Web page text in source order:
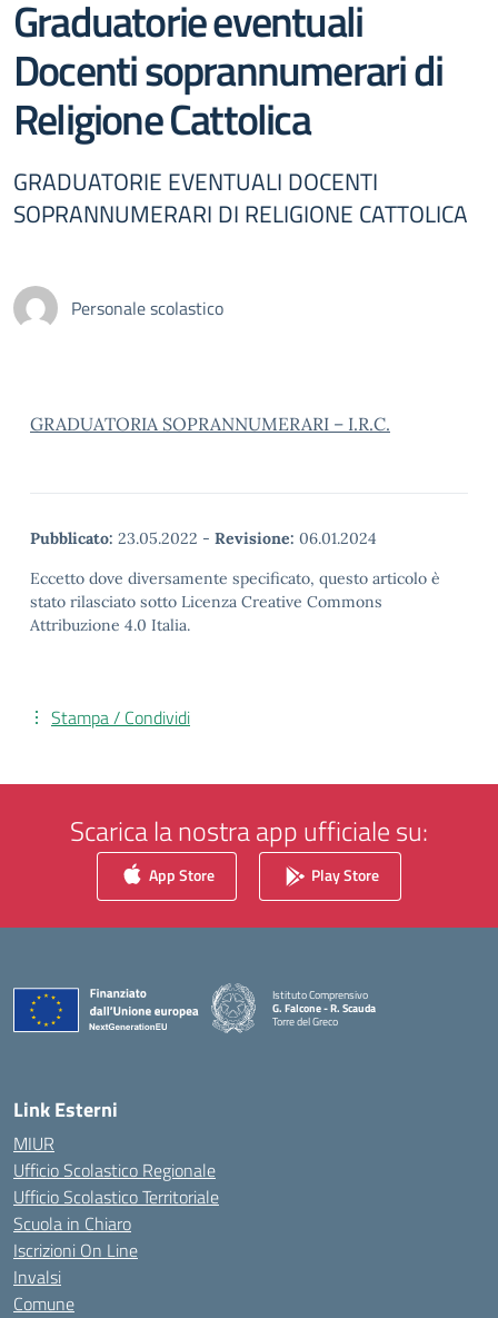
Graduatorie eventuali
Docenti soprannumerari di
Religione Cattolica
GRADUATORIE EVENTUALI DOCENTI
SOPRANNUMERARI DI RELIGIONE CATTOLICA
Personale scolastico
GRADUATORIA SOPRANNUMERARI – I.R.C.
Pubblicato: 23.05.2022 - Revisione: 06.01.2024
Eccetto dove diversamente specificato, questo articolo è
stato rilasciato sotto Licenza Creative Commons
Attribuzione 4.0 Italia.
Stampa / Condividi
Scarica la nostra app ufficiale su:
App Store Play Store
Istituto Comprensivo
G. Falcone - R. Scauda
Torre del Greco
Link Esterni
MIUR
Ufficio Scolastico Regionale
Ufficio Scolastico Territoriale
Scuola in Chiaro
Iscrizioni On Line
Invalsi
Comune